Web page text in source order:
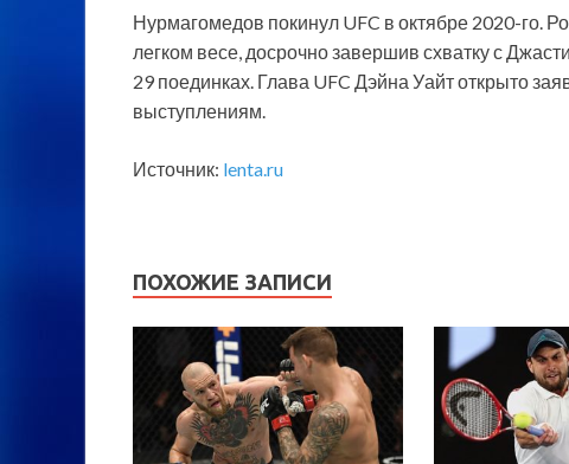
Нурмагомедов покинул UFC в октябре 2020-го.
легком весе, досрочно завершив схватку с
29 поединках. Глава UFC Дэйна Уайт открыто
выступлениям.
Источник: lenta.ru
ПОХОЖИЕ ЗАПИСИ